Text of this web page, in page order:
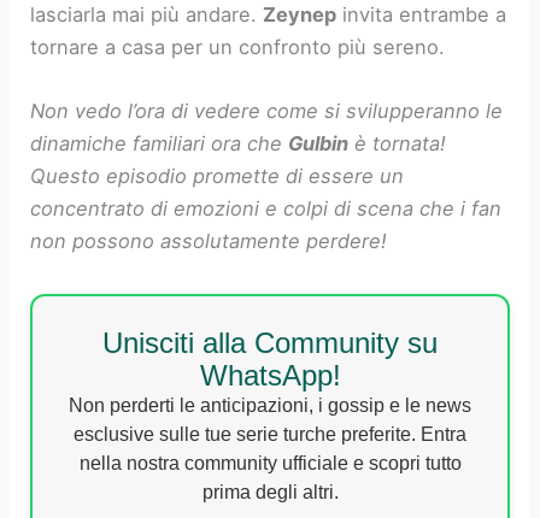
lasciarla mai più andare. Zeynep invita entrambe a
tornare a casa per un confronto più sereno.
Non vedo l’ora di vedere come si svilupperanno le
dinamiche familiari ora che Gulbin è tornata!
Questo episodio promette di essere un
concentrato di emozioni e colpi di scena che i fan
non possono assolutamente perdere!
Unisciti alla Community su
WhatsApp!
Non perderti le anticipazioni, i gossip e le news
esclusive sulle tue serie turche preferite. Entra
nella nostra community ufficiale e scopri tutto
prima degli altri.